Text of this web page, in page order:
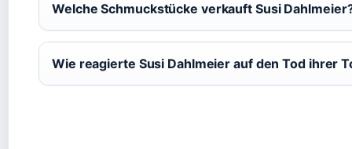
Welche Schmuckstücke verkauft Susi
Wie reagierte Susi Dahlmeier auf den Tod ihrer